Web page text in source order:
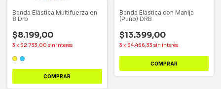
Banda Elástica Multifuerza en
8 Drb
$8.199,00
3 x $2.733,00 sin interés
COMPRAR
Banda Elástica con Manija
(Puño) DRB
$13.399,00
3 x $4.466,33 sin interés
COMPRAR